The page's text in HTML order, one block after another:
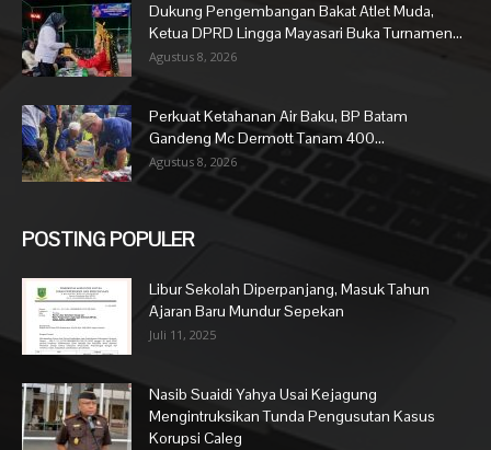
Dukung Pengembangan Bakat Atlet Muda,
Ketua DPRD Lingga Mayasari Buka Turnamen...
Agustus 8, 2026
Perkuat Ketahanan Air Baku, BP Batam
Gandeng Mc Dermott Tanam 400...
Agustus 8, 2026
POSTING POPULER
Libur Sekolah Diperpanjang, Masuk Tahun
Ajaran Baru Mundur Sepekan
Juli 11, 2025
Nasib Suaidi Yahya Usai Kejagung
Mengintruksikan Tunda Pengusutan Kasus
Korupsi Caleg